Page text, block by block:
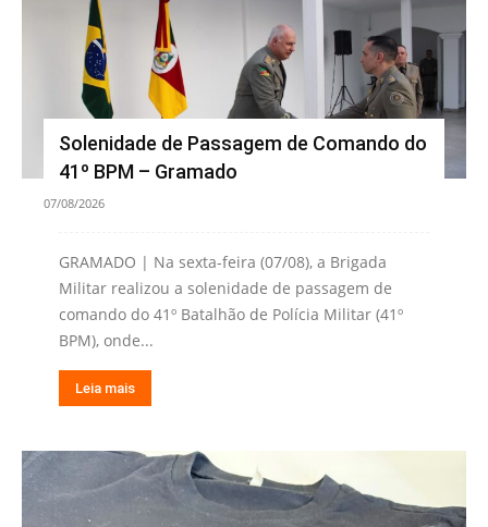
Solenidade de Passagem de Comando do
41º BPM – Gramado
07/08/2026
GRAMADO | Na sexta-feira (07/08), a Brigada
Militar realizou a solenidade de passagem de
comando do 41º Batalhão de Polícia Militar (41º
BPM), onde...
Leia mais